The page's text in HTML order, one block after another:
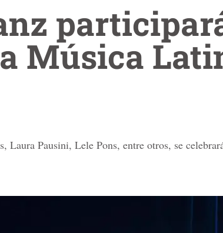
Música
Laura Pausini, Lele Pons, entre otros, se